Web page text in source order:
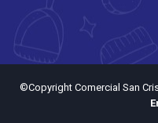
©Copyright Comercial San